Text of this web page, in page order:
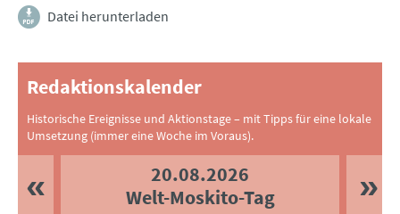
Datei herunterladen
Redaktionskalender
Historische Ereignisse und Aktionstage – mit Tipps für eine lokale
Umsetzung (immer eine Woche im Voraus).
20.08.2026
Welt-Moskito-Tag